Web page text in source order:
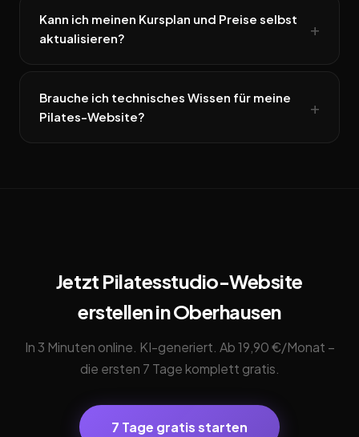
Kann ich meinen Kursplan und Preise selbst
aktualisieren?
Brauche ich technisches Wissen für meine
Pilates-Website?
Jetzt Pilatesstudio-Website
erstellen in Oberhausen
In 3 Minuten online. KI-generiert. Ab 19,90 €/Monat –
die ersten 7 Tage komplett gratis.
7 Tage gratis starten